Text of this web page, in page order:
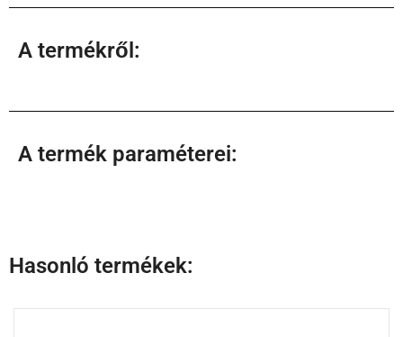
A termékről:
A termék paraméterei:
Hasonló termékek: